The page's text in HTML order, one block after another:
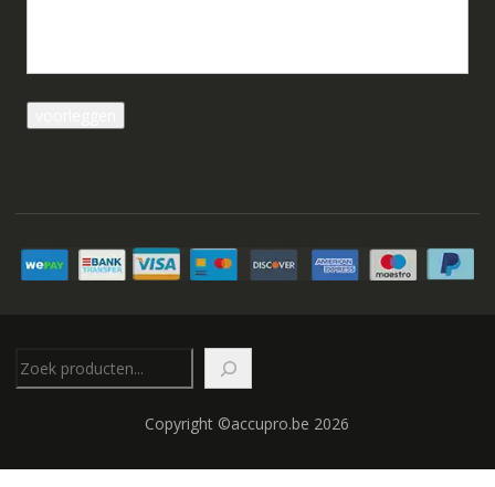
Copyright ©accupro.be 2026